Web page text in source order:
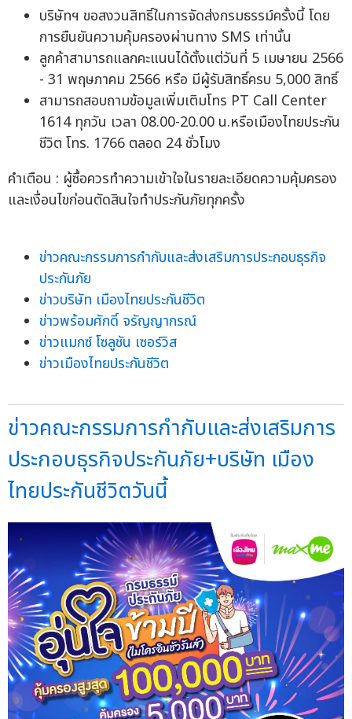
บริษัทฯ ขอสงวนสิทธิ์ในการจัดส่งกรมธรรม์ครั้งนี้ โดย
การยืนยันความคุ้มครองผ่านทาง SMS เท่านั้น
ลูกค้าสามารถแลกคะแนนได้ตั้งแต่วันที่ 5 เมษายน 2566
- 31 พฤษภาคม 2566 หรือ มีผู้รับสิทธิ์ครบ 5,000 สิทธิ์
สามารถสอบถามข้อมูลเพิ่มเติมโทร PT Call Center
1614 ทุกวัน เวลา 08.00-20.00 น.หรือเมืองไทยประกัน
ชีวิต โทร. 1766 ตลอด 24 ชั่วโมง
คำเตือน : ผู้ซื้อควรทำความเข้าใจในรายละเอียดความคุ้มครอง
และเงื่อนไขก่อนตัดสินใจทำประกันภัยทุกครั้ง
ข่าวคณะกรรมการกำกับและส่งเสริมการประกอบธุรกิจ
ประกันภัย
ข่าวบริษัท เมืองไทยประกันชีวิต
ข่าวพร้อมศักดิ์ จรัญญากรณ์
ข่าวแมกซ์ โซลูชัน เซอร์วิส
ข่าวเมืองไทยประกันชีวิต
ข่าวคณะกรรมการกำกับและส่งเสริมการ
ประกอบธุรกิจประกันภัย+บริษัท เมือง
ไทยประกันชีวิตวันนี้